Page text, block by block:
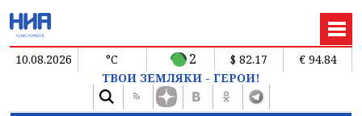
10.08.2026 °C 2 $ 82.17
€ 94.84
ТВОИ ЗЕМЛЯКИ - ГЕРОИ!